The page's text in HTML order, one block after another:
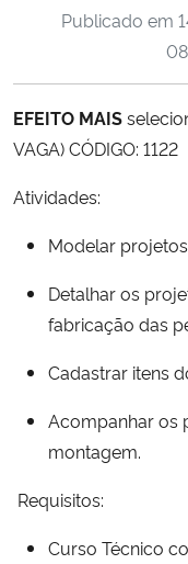
Ministério da Cidadania
Ministério de Minas e Energia
Ministério da Ciência,
Ministério do Meio Ambiente
Ministério do
Controladoria-Geral da União
Secretaria-Geral
Publicado em
EFEITO MAIS
VAGA) CÓDIGO: 1122
Atividades:
Modelar
Detalhar os
fabricação das
Cadastrar itens
Acompanhar os
montagem.
Requisitos:
Curso Técnico